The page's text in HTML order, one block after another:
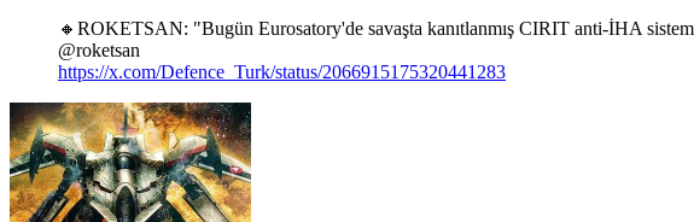
🔸ROKETSAN: "Bugün Eurosatory'de savaşta kanıtlanmış CIRIT anti-İHA
@roketsan
https://x.com/Defence_Turk/status/2066915175320441283